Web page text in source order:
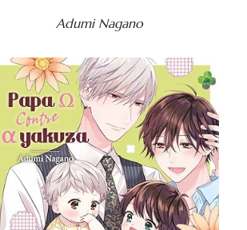
Adumi Nagano